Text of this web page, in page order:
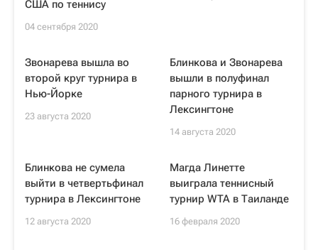
США по теннису
04 сентября 2020
Звонарева вышла во
второй круг турнира в
Нью-Йорке
23 августа 2020
Блинкова и Звонарева
вышли в полуфинал
парного турнира в
Лексингтоне
14 августа 2020
Блинкова не сумела
выйти в четвертьфинал
турнира в Лексингтоне
12 августа 2020
Магда Линетте
выиграла теннисный
турнир WTA в Таиланде
16 февраля 2020